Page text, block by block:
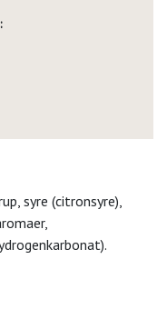
syre (citronsyre),